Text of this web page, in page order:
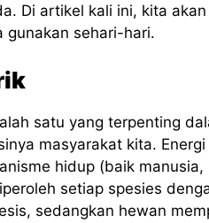
Di artikel kali ini, kita
gunakan sehari-hari.
satu yang terpenting
masyarakat kita.
hidup (baik
setiap spesies
sedangkan hewan